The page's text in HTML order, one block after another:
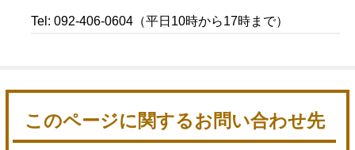
Tel: 092-406-0604（平日10時から17時まで）
このページに関するお問い合わせ先